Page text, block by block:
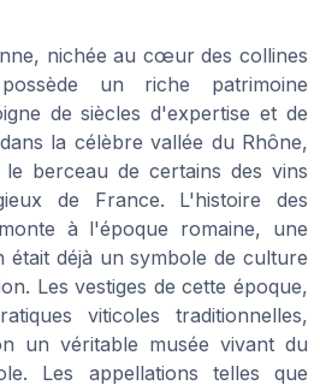
nichée au cœur des collines
un riche patrimoine
de siècles d'expertise et de
la célèbrevallée du Rhône,
berceau de certains des vins
de France. L'histoire des
à l'époque romaine, une
était déjà un symbole de culture
Les vestiges de cette époque,
viticoles traditionnelles,
un véritable musée vivant du
Les appellations telles que